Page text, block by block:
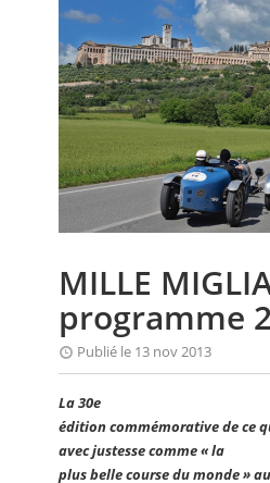
RALLYE
MONTAGNE
EVÈNEMENTS
CALENDRIER
FOCUS
ANNUAIRES
PETITES ANNONCES
MILLE
programme
Publié le 13 nov 2013
La 30e
édition commémorative de ce
avec justesse comme « la
plus belle course du monde »